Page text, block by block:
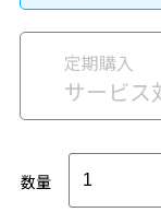
定期購入
サービス
数量